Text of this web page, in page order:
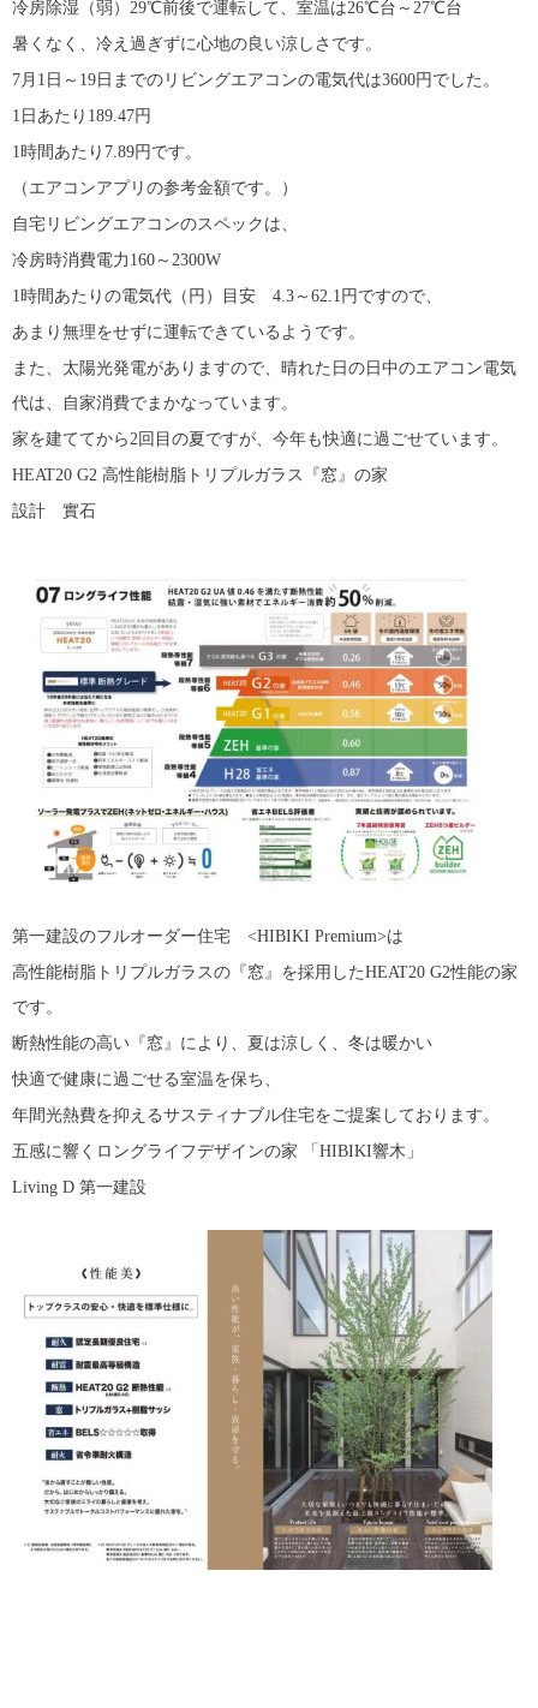
冷房除湿（弱）29℃前後で運転して、室温は26℃台～27℃台
暑くなく、冷え過ぎずに心地の良い涼しさです。
7月1日～19日までのリビングエアコンの電気代は3600円でした。
1日あたり189.47円
1時間あたり7.89円です。
（エアコンアプリの参考金額です。）
自宅リビングエアコンのスペックは、
冷房時消費電力160～2300W
1時間あたりの電気代（円）目安 4.3～62.1円ですので、
あまり無理をせずに運転できているようです。
また、太陽光発電がありますので、晴れた日の日中のエアコン電気
代は、自家消費でまかなっています。
家を建ててから2回目の夏ですが、今年も快適に過ごせています。
HEAT20 G2 高性能樹脂トリプルガラス『窓』の家
設計 實石
第一建設のフルオーダー住宅 <HIBIKI Premium>は
高性能樹脂トリプルガラスの『窓』を採用したHEAT20 G2性能の家
です。
断熱性能の高い『窓』により、夏は涼しく、冬は暖かい
快適で健康に過ごせる室温を保ち、
年間光熱費を抑えるサスティナブル住宅をご提案しております。
五感に響くロングライフデザインの家 「HIBIKI響木」
Living D 第一建設